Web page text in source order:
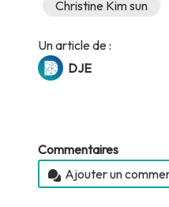
Christine Kim sun
Un article de :
DJE
Commentaires
Ajouter un